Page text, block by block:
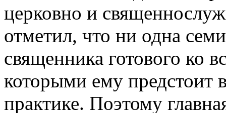
церковно и
отметил, что ни одна
священника готового ко
которыми ему предстоит
практике. Поэтому